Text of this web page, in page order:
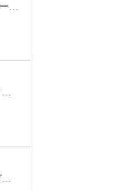
蝶ネクタイ ループシリーズ 【暮らすぱい..
ミニ座布団 無地 フェイクレザー２カラー..
頭陀袋 ずだ袋 ショルダーバッグ 帆布【..